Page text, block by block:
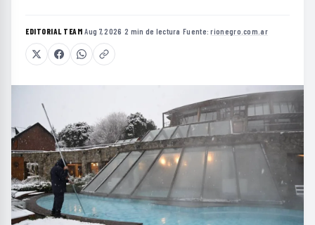
EDITORIAL TEAM·Aug 7, 2026 ·2 min de lectura ·Fuente:rionegro.com.ar